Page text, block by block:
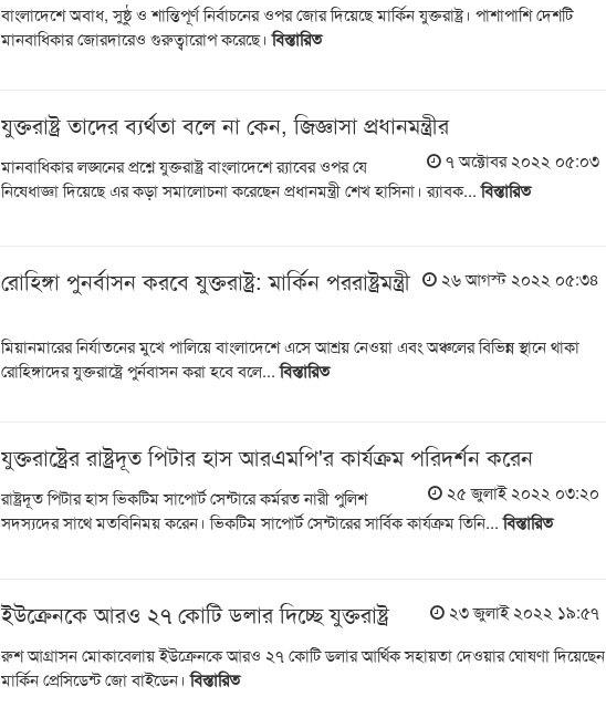
বাংলাদেশে অবাধ, সুষ্ঠু ও শান্তিপূর্ণ নির্বাচনের ওপর জোর দিয়েছে মার্কিন যুক্তরাষ্ট্র। পাশাপাশি দেশটি
মানবাধিকার জোরদারেও গুরুত্বারোপ করেছে।বিস্তারিত
যুক্তরাষ্ট্র তাদের ব্যর্থতা বলে না কেন, জিজ্ঞাসা প্রধানমন্ত্রীর
৭ অক্টোবর ২০২২ ০৫:০৩
মানবাধিকার লঙ্ঘনের প্রশ্নে যুক্তরাষ্ট্র বাংলাদেশে র‌্যাবের ওপর যে
নিষেধাজ্ঞা দিয়েছে এর কড়া সমালোচনা করেছেন প্রধানমন্ত্রী শেখ হাসিনা। র‌্যাবক...বিস্তারিত
রোহিঙ্গা পুনর্বাসন করবে যুক্তরাষ্ট্র: মার্কিন পররাষ্ট্রমন্ত্রী ২৬ আগস্ট ২০২২ ০৫:৩৪
মিয়ানমারের নির্যাতনের মুখে পালিয়ে বাংলাদেশে এসে আশ্রয় নেওয়া এবং অঞ্চলের বিভিন্ন স্থানে থাকা
রোহিঙ্গাদের যুক্তরাষ্ট্রে পুর্নবাসন করা হবে বলে...বিস্তারিত
যুক্তরাষ্ট্রের রাষ্ট্রদূত পিটার হাস আরএমপি'র কার্যক্রম পরিদর্শন করেন
২৫ জুলাই ২০২২ ০৩:২০
রাষ্ট্রদূত পিটার হাস ভিকটিম সাপোর্ট সেন্টারে কর্মরত নারী পুলিশ
সদস্যদের সাথে মতবিনিময় করেন। ভিকটিম সাপোর্ট সেন্টারের সার্বিক কার্যক্রম তিনি...বিস্তারিত
ইউক্রেনকে আরও ২৭ কোটি ডলার দিচ্ছে যুক্তরাষ্ট্র
২৩ জুলাই ২০২২ ১৯:৫৭
রুশ আগ্রাসন মোকাবেলায় ইউক্রেনকে আরও ২৭ কোটি ডলার আর্থিক সহায়তা দেওয়ার ঘোষণা দিয়েছেন
মার্কিন প্রেসিডেন্ট জো বাইডেন।বিস্তারিত